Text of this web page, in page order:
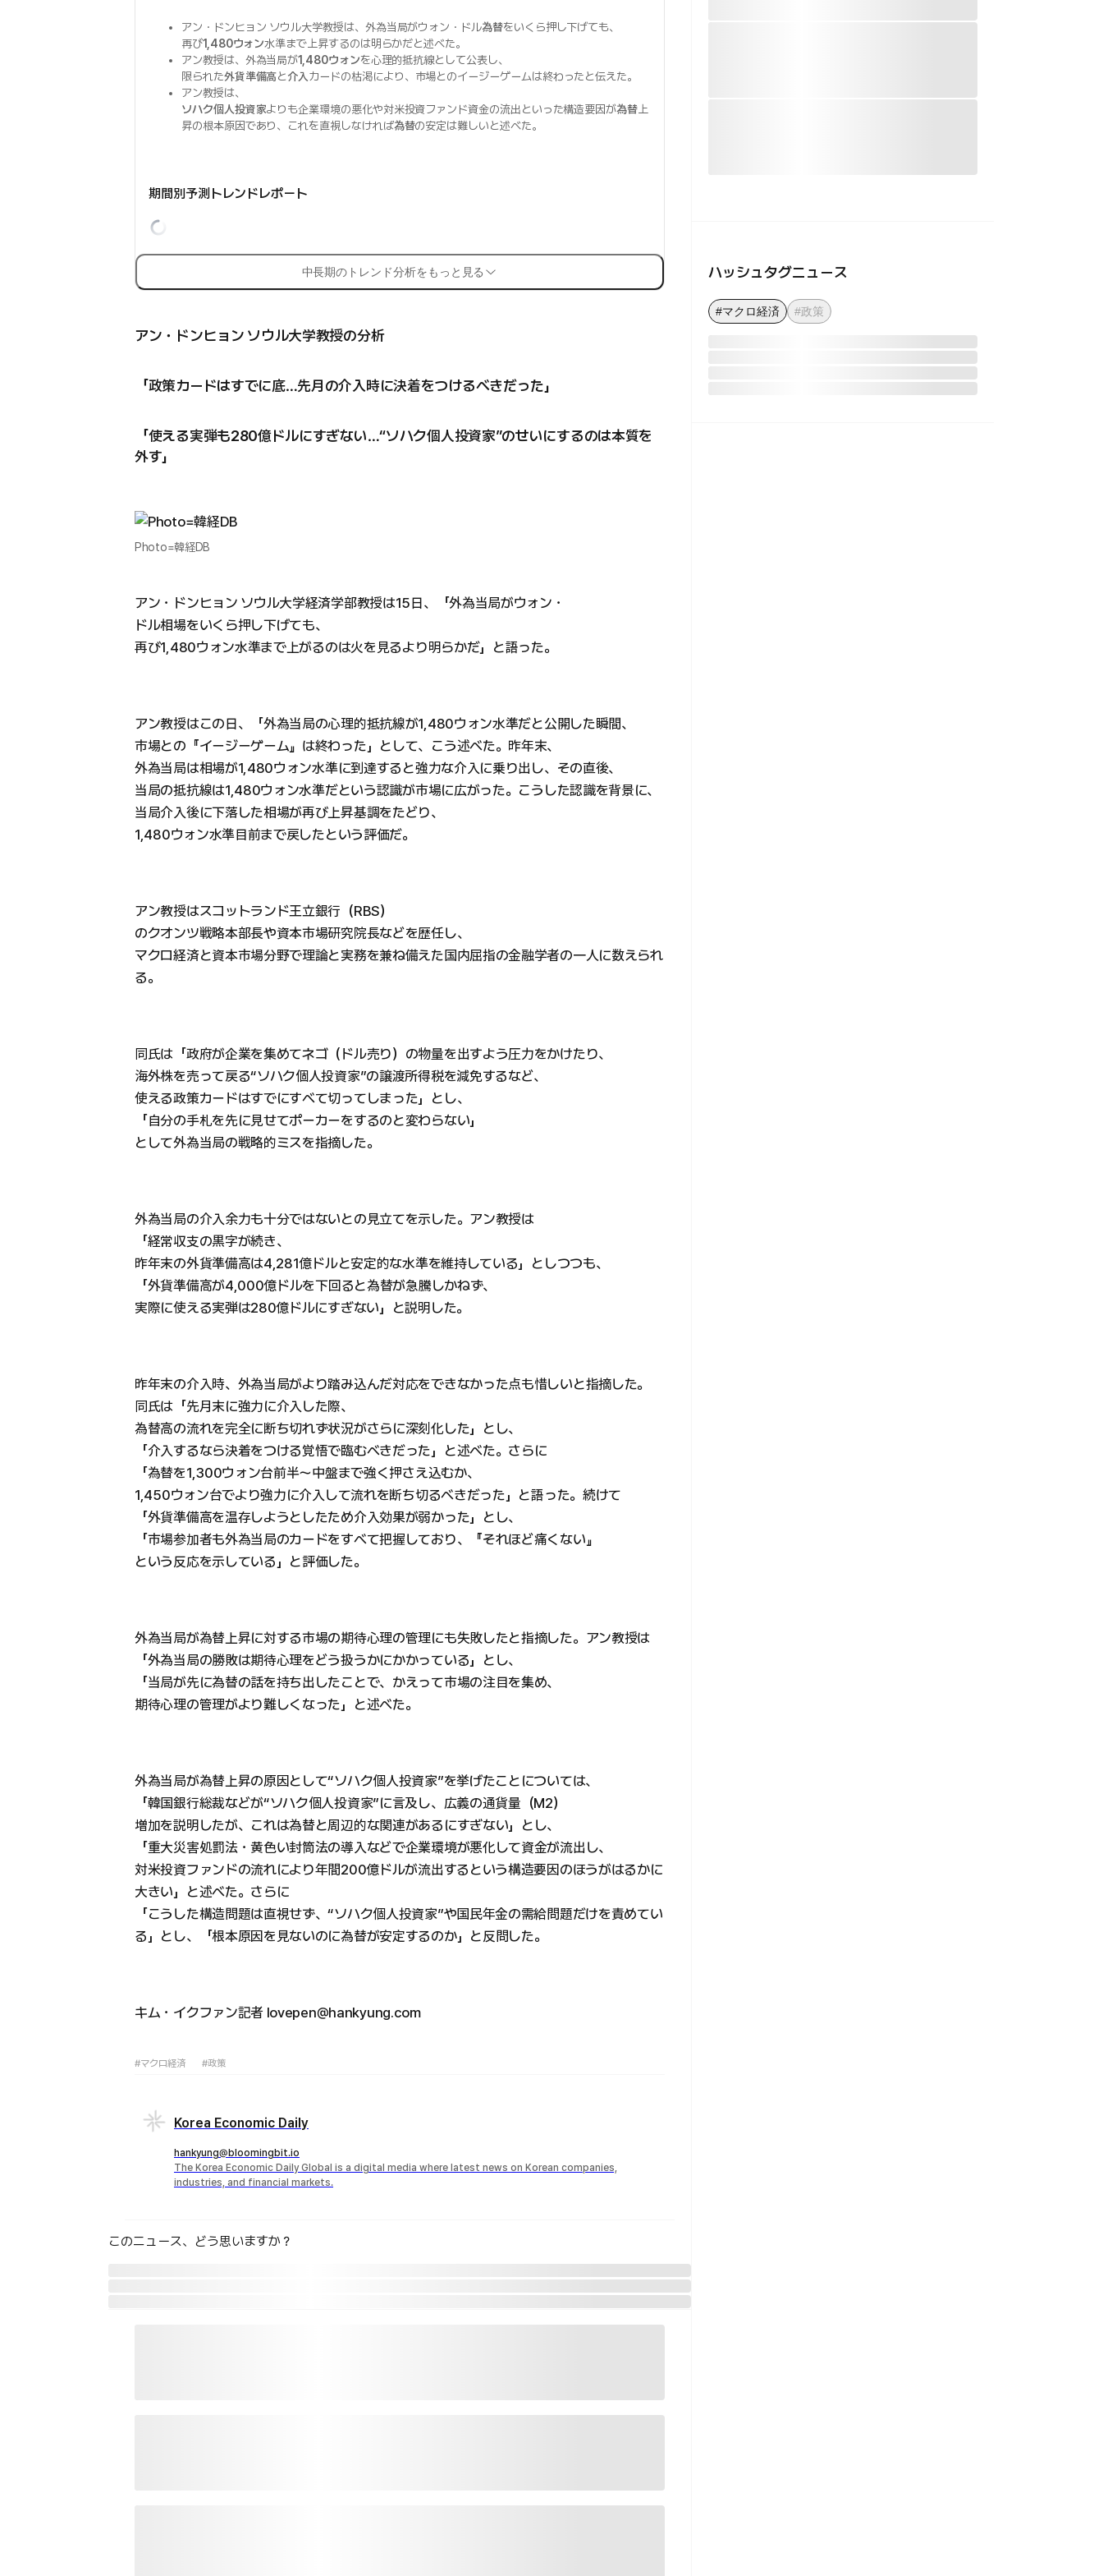
アン・ドンヒョン ソウル大学教授は、外為当局がウォン・ドル為替をいくら押し下げても、
再び1,480ウォン水準まで上昇するのは明らかだと述べた。
アン教授は、外為当局が1,480ウォンを心理的抵抗線として公表し、
限られた外貨準備高と介入カードの枯渇により、市場とのイージーゲームは終わったと伝えた。
アン教授は、
ソハク個人投資家よりも企業環境の悪化や対米投資ファンド資金の流出といった構造要因が為替 上
昇の根本原因であり、これを直視しなければ為替の安定は難しいと述べた。
期間別予測トレンドレポート
中長期のトレンド分析をもっと見る
アン・ドンヒョン ソウル大学教授の分析
「政策カードはすでに底…先月の介入時に決着をつけるべきだった」
「使える実弾も280億ドルにすぎない…“ソハク個人投資家”のせいにするのは本質を
外す」
Photo=韓経DB
アン・ドンヒョン ソウル大学経済学部教授は15日、「外為当局がウォン・
ドル相場をいくら押し下げても、
再び1,480ウォン水準まで上がるのは火を見るより明らかだ」と語った。
アン教授はこの日、「外為当局の心理的抵抗線が1,480ウォン水準だと公開した瞬間、
市場との『イージーゲーム』は終わった」として、こう述べた。昨年末、
外為当局は相場が1,480ウォン水準に到達すると強力な介入に乗り出し、その直後、
当局の抵抗線は1,480ウォン水準だという認識が市場に広がった。こうした認識を背景に、
当局介入後に下落した相場が再び上昇基調をたどり、
1,480ウォン水準目前まで戻したという評価だ。
アン教授はスコットランド王立銀行（RBS）
のクオンツ戦略本部長や資本市場研究院長などを歴任し、
マクロ経済と資本市場分野で理論と実務を兼ね備えた国内屈指の金融学者の一人に数えられ
る。
同氏は「政府が企業を集めてネゴ（ドル売り）の物量を出すよう圧力をかけたり、
海外株を売って戻る“ソハク個人投資家”の譲渡所得税を減免するなど、
使える政策カードはすでにすべて切ってしまった」とし、
「自分の手札を先に見せてポーカーをするのと変わらない」
として外為当局の戦略的ミスを指摘した。
外為当局の介入余力も十分ではないとの見立てを示した。アン教授は
「経常収支の黒字が続き、
昨年末の外貨準備高は4,281億ドルと安定的な水準を維持している」としつつも、
「外貨準備高が4,000億ドルを下回ると為替が急騰しかねず、
実際に使える実弾は280億ドルにすぎない」と説明した。
昨年末の介入時、外為当局がより踏み込んだ対応をできなかった点も惜しいと指摘した。
同氏は「先月末に強力に介入した際、
為替高の流れを完全に断ち切れず状況がさらに深刻化した」とし、
「介入するなら決着をつける覚悟で臨むべきだった」と述べた。さらに
「為替を1,300ウォン台前半〜中盤まで強く押さえ込むか、
1,450ウォン台でより強力に介入して流れを断ち切るべきだった」と語った。続けて
「外貨準備高を温存しようとしたため介入効果が弱かった」とし、
「市場参加者も外為当局のカードをすべて把握しており、『それほど痛くない』
という反応を示している」と評価した。
外為当局が為替上昇に対する市場の期待心理の管理にも失敗したと指摘した。アン教授は
「外為当局の勝敗は期待心理をどう扱うかにかかっている」とし、
「当局が先に為替の話を持ち出したことで、かえって市場の注目を集め、
期待心理の管理がより難しくなった」と述べた。
外為当局が為替上昇の原因として“ソハク個人投資家”を挙げたことについては、
「韓国銀行総裁などが“ソハク個人投資家”に言及し、広義の通貨量（M2）
増加を説明したが、これは為替と周辺的な関連があるにすぎない」とし、
「重大災害処罰法・黄色い封筒法の導入などで企業環境が悪化して資金が流出し、
対米投資ファンドの流れにより年間200億ドルが流出するという構造要因のほうがはるかに
大きい」と述べた。さらに
「こうした構造問題は直視せず、“ソハク個人投資家”や国民年金の需給問題だけを責めてい
る」とし、「根本原因を見ないのに為替が安定するのか」と反問した。
キム・イクファン記者 lovepen@hankyung.com
#マクロ経済 #政策
Korea Economic Daily
hankyung@bloomingbit.io
The Korea Economic Daily Global is a digital media where latest news on Korean companies,
industries, and financial markets.
このニュース、どう思いますか？
ハッシュタグニュース
#マクロ経済 #政策